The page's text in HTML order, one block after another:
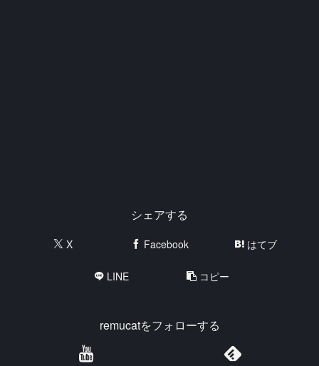
シェアする
X Facebook はてブ
LINE コピー
remucatをフォローする